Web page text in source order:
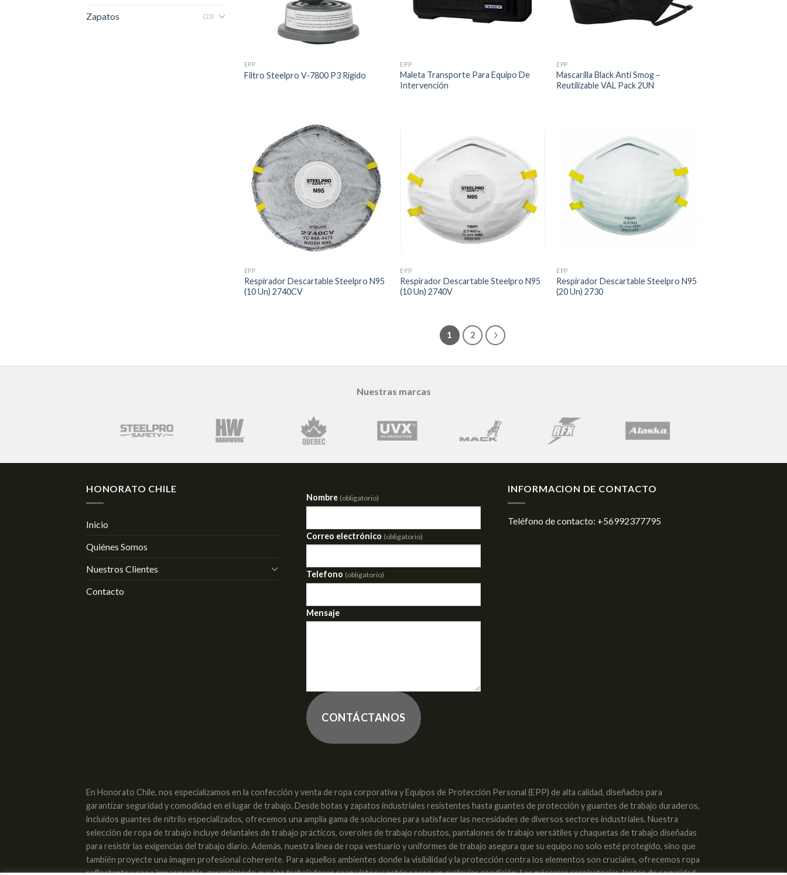
Zapatos (23)
EPP
Filtro Steelpro V-7800 P3 Rígido
EPP
Maleta Transporte Para Equipo De
Intervención
EPP
Mascarilla Black Anti Smog –
Reutilizable VAL Pack 2UN
EPP
Respirador Descartable Steelpro N95
(10 Un) 2740CV
EPP
Respirador Descartable Steelpro N95
(10 Un) 2740V
EPP
Respirador Descartable Steelpro N95
(20 Un) 2730
1 2
Nuestras marcas
HONORATO CHILE
Inicio
Quiénes Somos
Nuestros Clientes
Contacto
Nombre (obligatorio)
Correo electrónico (obligatorio)
Telefono (obligatorio)
Mensaje
CONTÁCTANOS
INFORMACION DE CONTACTO
Teléfono de contacto: +56992377795
En Honorato Chile, nos especializamos en la confección y venta de ropa corporativa y Equipos de Protección Personal (EPP) de alta calidad, diseñados para
garantizar seguridad y comodidad en el lugar de trabajo. Desde botas y zapatos industriales resistentes hasta guantes de protección y guantes de trabajo duraderos,
incluidos guantes de nitrilo especializados, ofrecemos una amplia gama de soluciones para satisfacer las necesidades de diversos sectores industriales. Nuestra
selección de ropa de trabajo incluye delantales de trabajo prácticos, overoles de trabajo robustos, pantalones de trabajo versátiles y chaquetas de trabajo diseñadas
para resistir las exigencias del trabajo diario. Además, nuestra línea de ropa vestuario y uniformes de trabajo asegura que su equipo no solo esté protegido, sino que
también proyecte una imagen profesional coherente. Para aquellos ambientes donde la visibilidad y la protección contra los elementos son cruciales, ofrecemos ropa
reflectante y ropa impermeable, garantizando que los trabajadores sean vistos y estén secos en cualquier condición. Las máscaras respiratorias, lentes de seguridad